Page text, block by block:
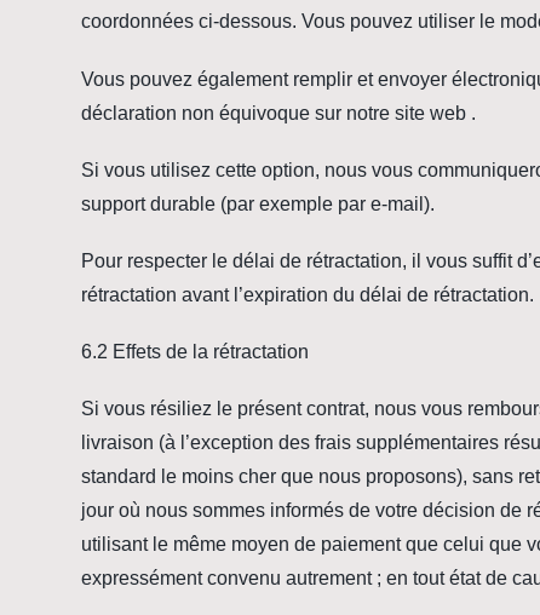
coordonnées ci-dessous. Vous pouvez utiliser le
Vous pouvez également remplir et envoyer
déclaration non équivoque sur notre site web .
Si vous utilisez cette option, nous vous
support durable (par exemple par e-mail).
Pour respecter le délai de rétractation, il vous suffit
rétractation avant l’expiration du délai de rétractation.
6.2 Effets de la rétractation
Si vous résiliez le présent contrat, nous vous
livraison (à l’exception des frais supplémentaires
standard le moins cher que nous proposons), sans
jour où nous sommes informés de votre décision de
utilisant le même moyen de paiement que celui que
expressément convenu autrement ; en tout état de